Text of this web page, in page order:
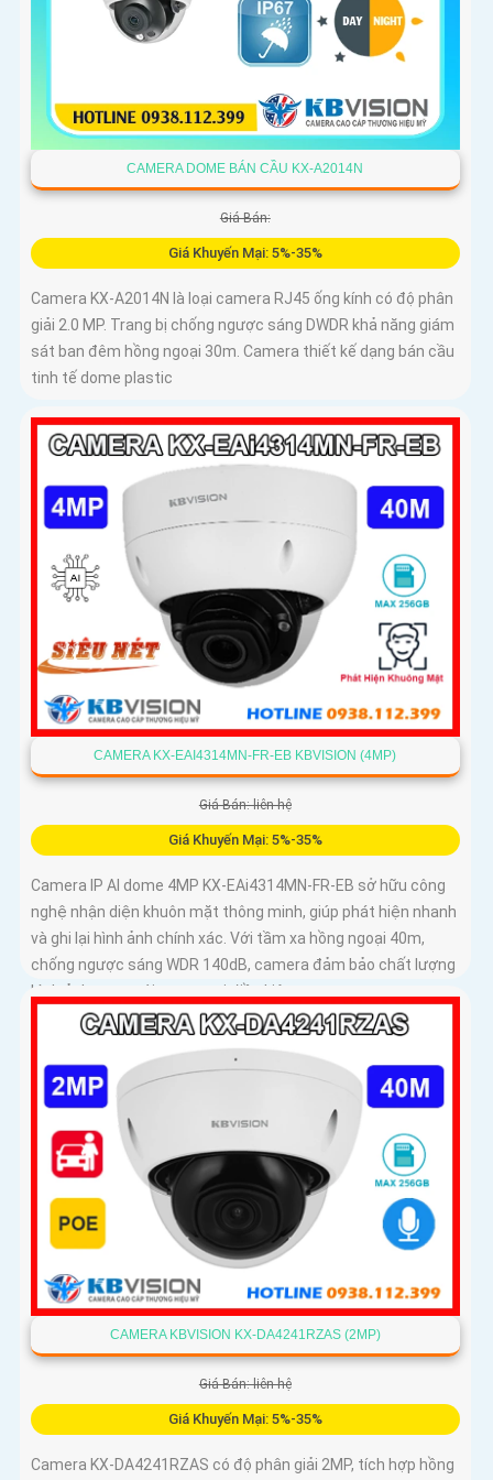
CAMERA DOME BÁN CẦU KX-A2014N
Giá Bán:
Giá Khuyến Mại: 5%-35%
Camera KX-A2014N là loại camera RJ45 ống kính có độ phân
giải 2.0 MP. Trang bị chống ngược sáng DWDR khả năng giám
sát ban đêm hồng ngoại 30m. Camera thiết kế dạng bán cầu
tinh tế dome plastic
CAMERA KX-EAI4314MN-FR-EB KBVISION (4MP)
Giá Bán: liên hệ
Giá Khuyến Mại: 5%-35%
Camera IP AI dome 4MP KX-EAi4314MN-FR-EB sở hữu công
nghệ nhận diện khuôn mặt thông minh, giúp phát hiện nhanh
và ghi lại hình ảnh chính xác. Với tầm xa hồng ngoại 40m,
chống ngược sáng WDR 140dB, camera đảm bảo chất lượng
hình ảnh vượt trội trong mọi điều kiện
CAMERA KBVISION KX-DA4241RZAS (2MP)
Giá Bán: liên hệ
Giá Khuyến Mại: 5%-35%
Camera KX-DA4241RZAS có độ phân giải 2MP, tích hợp hồng